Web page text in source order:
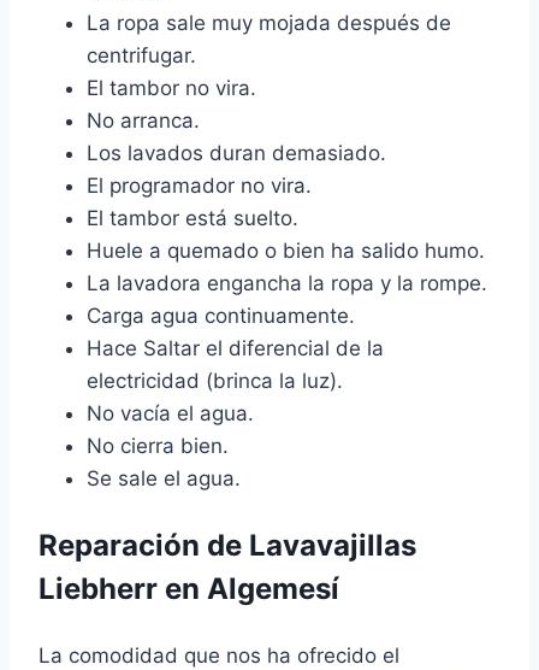
La ropa sale muy mojada después de
centrifugar.
El tambor no vira.
No arranca.
Los lavados duran demasiado.
El programador no vira.
El tambor está suelto.
Huele a quemado o bien ha salido humo.
La lavadora engancha la ropa y la rompe.
Carga agua continuamente.
Hace Saltar el diferencial de la
electricidad (brinca la luz).
No vacía el agua.
No cierra bien.
Se sale el agua.
Reparación de Lavavajillas
Liebherr en Algemesí
La comodidad que nos ha ofrecido el